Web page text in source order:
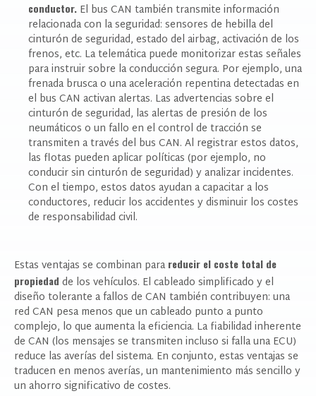
conductor. El bus CAN también transmite información
relacionada con la seguridad: sensores de hebilla del
cinturón de seguridad, estado del airbag, activación de los
frenos, etc. La telemática puede monitorizar estas señales
para instruir sobre la conducción segura. Por ejemplo, una
frenada brusca o una aceleración repentina detectadas en
el bus CAN activan alertas. Las advertencias sobre el
cinturón de seguridad, las alertas de presión de los
neumáticos o un fallo en el control de tracción se
transmiten a través del bus CAN. Al registrar estos datos,
las flotas pueden aplicar políticas (por ejemplo, no
conducir sin cinturón de seguridad) y analizar incidentes.
Con el tiempo, estos datos ayudan a capacitar a los
conductores, reducir los accidentes y disminuir los costes
de responsabilidad civil.
Estas ventajas se combinan para reducir el coste total de
propiedad de los vehículos. El cableado simplificado y el
diseño tolerante a fallos de CAN también contribuyen: una
red CAN pesa menos que un cableado punto a punto
complejo, lo que aumenta la eficiencia. La fiabilidad inherente
de CAN (los mensajes se transmiten incluso si falla una ECU)
reduce las averías del sistema. En conjunto, estas ventajas se
traducen en menos averías, un mantenimiento más sencillo y
un ahorro significativo de costes.
PONTE EN CONTACTO CON NOSOTROS
Productos de interés